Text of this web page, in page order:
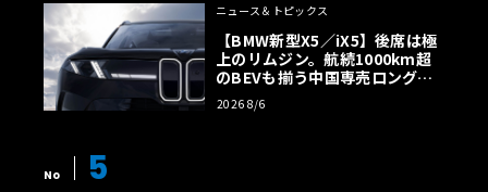
ニュース＆トピックス
【BMW新型X5／iX5】後席は極
上のリムジン。航続1000km超
のBEVも揃う中国専売ロング仕
様の全貌
2026 8/6
No 5